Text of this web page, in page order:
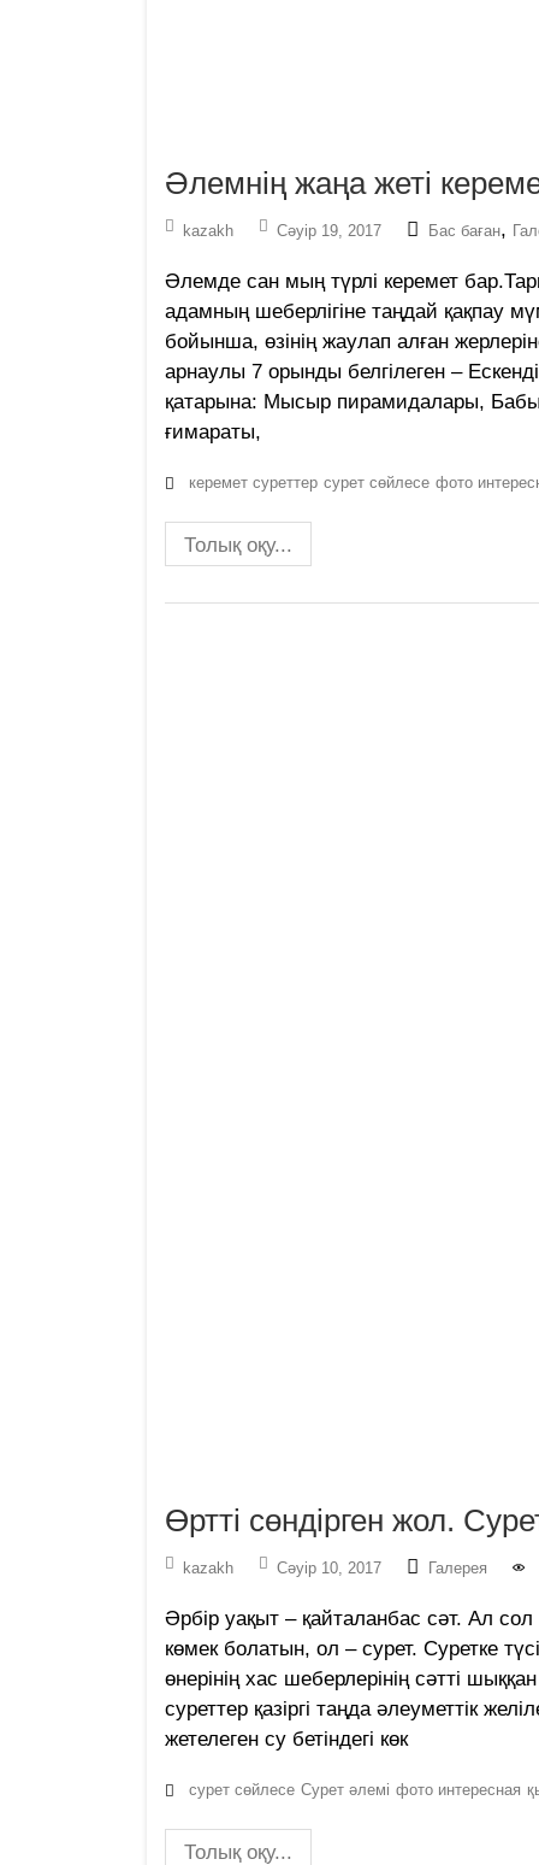
Әлемнің жаңа жеті
kazakh Сәуір 19, 2017 Бас баған,
Әлемде сан мың түрлі керемет
адамның шеберлігіне таңдай қақпау
бойынша, өзінің жаулап алған
арнаулы 7 орынды белгілеген –
қатарына: Мысыр пирамидалары,
ғимараты,
керемет суреттер сурет сөйлесе фото
Толық оқу...
Өртті сөндірген жол.
kazakh Сәуір 10, 2017 Галерея
Әрбір уақыт – қайталанбас сәт. Ал сол
көмек болатын, ол – сурет. Суретке
өнерінің хас шеберлерінің сәтті
суреттер қазіргі таңда әлеуметтік
жетелеген су бетіндегі көк
сурет сөйлесе Сурет әлемі фото интересная
Толық оқу...